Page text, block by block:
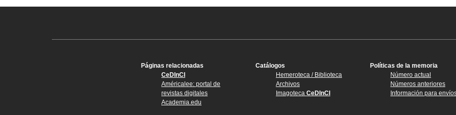
Páginas relacionadas
CeDInCI
Américalee: portal de
revistas digitales
Academia.edu
Catálogos
Hemeroteca / Biblioteca
Archivos
Imagoteca CeDInCI
Políticas de la memoria
Número actual
Números anteriores
Información para